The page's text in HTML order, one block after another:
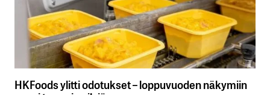
HKFoods ylitti odotukset – loppuvuoden näkymiin